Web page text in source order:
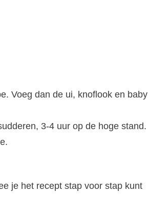
Voeg dan de ui, knoflook en baby
3-4 uur op de hoge stand.
je het recept stap voor stap kunt